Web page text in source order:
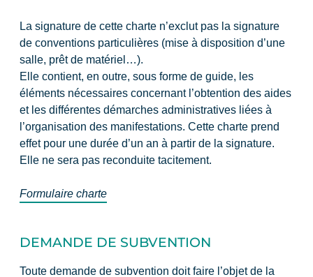
La signature de cette charte n’exclut pas la signature
de conventions particulières (mise à disposition d’une
salle, prêt de matériel…).
Elle contient, en outre, sous forme de guide, les
éléments nécessaires concernant l’obtention des aides
et les différentes démarches administratives liées à
l’organisation des manifestations. Cette charte prend
effet pour une durée d’un an à partir de la signature.
Elle ne sera pas reconduite tacitement.
Formulaire charte
DEMANDE DE SUBVENTION
Toute demande de subvention doit faire l’objet de la